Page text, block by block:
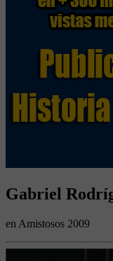
Gabriel
en Amistosos 2009